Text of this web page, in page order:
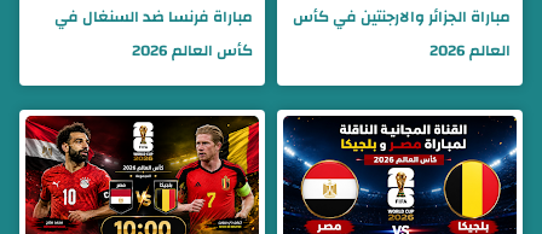
مباراة الجزائر والارجنتين في كأس
العالم 2026
مباراة فرنسا ضد السنغال في
كأس العالم 2026